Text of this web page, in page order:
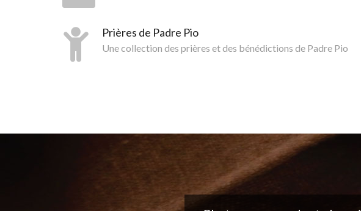
Prières de Padre Pio
Une collection des prières et des bénédictions de Padre Pio